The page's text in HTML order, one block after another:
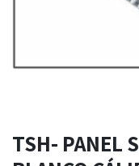
TSH- PANEL